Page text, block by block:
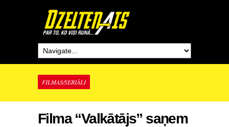
FILMAS/SERIĀLI
Filma “Valkātājs” saņem